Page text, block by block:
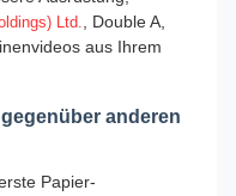
Ltd. , Double A,
aus Ihrem
anderen
Papier-